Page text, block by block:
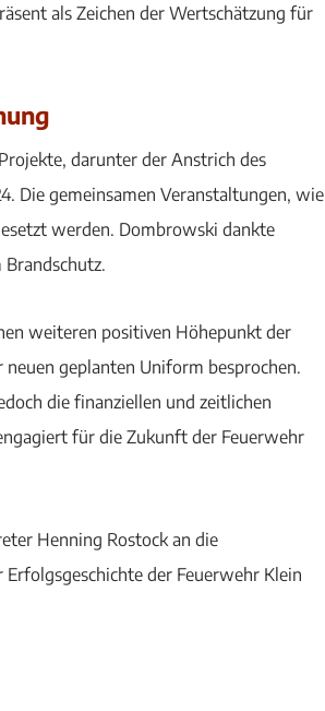
als Zeichen der Wertschätzung für
darunter der Anstrich des
Die gemeinsamen Veranstaltungen, wie
werden. Dombrowski dankte
weiteren positiven Höhepunkt der
geplanten Uniform besprochen.
die finanziellen und zeitlichen
für die Zukunft der Feuerwehr
Henning Rostock an die
der Feuerwehr Klein